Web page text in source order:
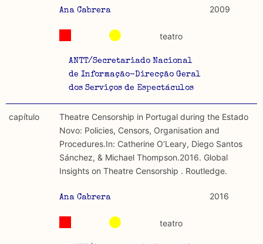
Combinação teórico-empírica
Os resultados obtidos podem ser exportados em formato
.csv para importação em programas de folha de cálculo
Ana Cabrera 2009
ANTT/Secretariado Nacional
de Informação-Direcção Geral
dos Serviços de Espectáculos
teatro
capítulo
Theatre Censorship in Portugal during the Estado
Novo: Policies, Censors, Organisation and
Procedures.In: Catherine O’Leary, Diego Santos
Sánchez, & Michael Thompson.2016. Global
Insights on Theatre Censorship . Routledge.
Ana Cabrera 2016
teatro